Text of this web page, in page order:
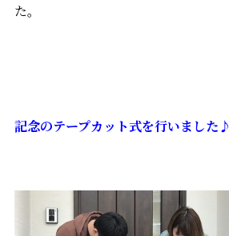
た。
記念のテープカット式を行いました♪